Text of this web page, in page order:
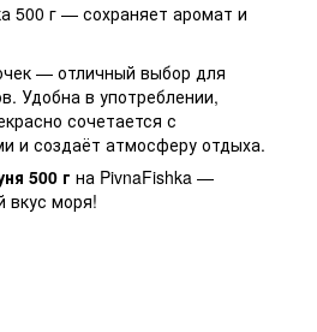
500 г — сохраняет аромат и
— отличный выбор для
Удобна в употреблении,
сочетается с
и создаёт атмосферу отдыха.
500 г на PivnaFishka —
вкус моря!